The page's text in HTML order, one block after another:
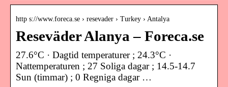
http s://www.foreca.se › resevader › Turkey › Antalya
Reseväder Alanya – Foreca.se
27.6°C · Dagtid temperaturer ; 24.3°C ·
Nattemperaturen ; 27 Soliga dagar ; 14.5-14.7
Sun (timmar) ; 0 Regniga dagar …